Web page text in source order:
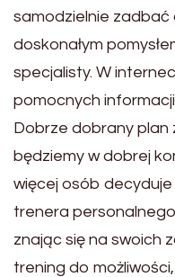
samodzielnie zadbać
doskonałym
specjalisty. W
pomocnych informacji
Dobrze dobrany plan
będziemy w dobrej
więcej osób
trenera
znając się na swoich
trening do